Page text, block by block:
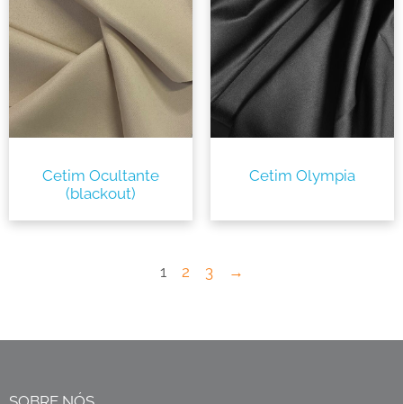
Cetim Ocultante
(blackout)
Cetim Olympia
1 2 3 →